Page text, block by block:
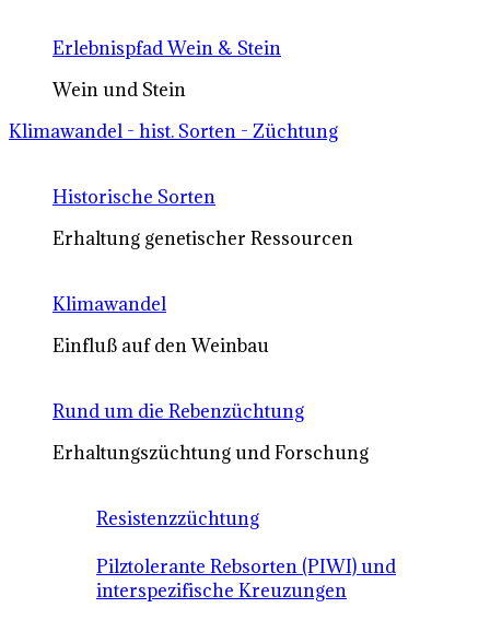
Erlebnispfad Wein & Stein
Wein und Stein
Klimawandel - hist. Sorten - Züchtung
Historische Sorten
Erhaltung genetischer Ressourcen
Klimawandel
Einfluß auf den Weinbau
Rund um die Rebenzüchtung
Erhaltungszüchtung und Forschung
Resistenzzüchtung
Pilztolerante Rebsorten (PIWI) und
interspezifische Kreuzungen